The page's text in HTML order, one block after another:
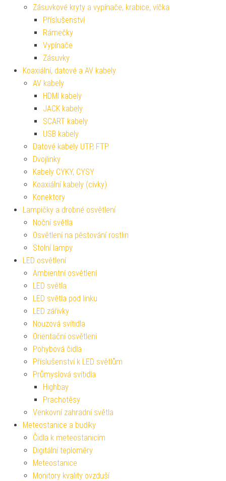
Zásuvkové kryty a vypínače, krabice, víčka
Příslušenství
Rámečky
Vypínače
Zásuvky
Koaxiální, datové a AV kabely
AV kabely
HDMI kabely
JACK kabely
SCART kabely
USB kabely
Datové kabely UTP, FTP
Dvojlinky
Kabely CYKY, CYSY
Koaxiální kabely (cívky)
Konektory
Lampičky a drobné osvětlení
Noční světla
Osvětlení na pěstování rostlin
Stolní lampy
LED osvětlení
Ambientní osvětlení
LED světla
LED světla pod linku
LED zářivky
Nouzová svítidla
Orientační osvětlení
Pohybová čidla
Příslušenství k LED světlům
Průmyslová svítidla
Highbay
Prachotěsy
Venkovní zahradní světla
Meteostanice a budíky
Čidla k meteostanicím
Digitální teploměry
Meteostanice
Monitory kvality ovzduší